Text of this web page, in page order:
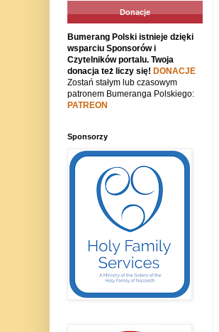
Donacje
Bumerang Polski istnieje dzięki
wsparciu Sponsorów i
Czytelników portalu. Twoja
donacja też liczy się! DONACJE
Zostań stałym lub czasowym
patronem Bumeranga Polskiego:
PATREON
Sponsorzy